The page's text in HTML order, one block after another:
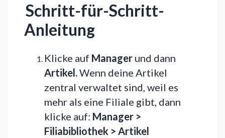
Schritt-für-Schritt-
Anleitung
Klicke auf Manager und dann
Artikel.Wenn deine Artikel
zentral verwaltet sind, weil es
mehr als eine Filiale gibt, dann
klicke auf: Manager >
Filiabibliothek > Artikel